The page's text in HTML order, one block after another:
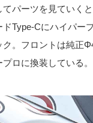
パーツを見ていく
Type-Cにハイパー
ク。フロントは純正
ロに換装している。